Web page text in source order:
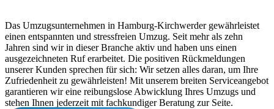
Das Umzugsunternehmen in Hamburg-Kirchwerder gewährleistet
einen entspannten und stressfreien Umzug. Seit mehr als zehn
Jahren sind wir in dieser Branche aktiv und haben uns einen
ausgezeichneten Ruf erarbeitet. Die positiven Rückmeldungen
unserer Kunden sprechen für sich: Wir setzen alles daran, um Ihre
Zufriedenheit zu gewährleisten! Mit unserem breiten Serviceangebot
garantieren wir eine reibungslose Abwicklung Ihres Umzugs und
stehen Ihnen jederzeit mit fachkundiger Beratung zur Seite.